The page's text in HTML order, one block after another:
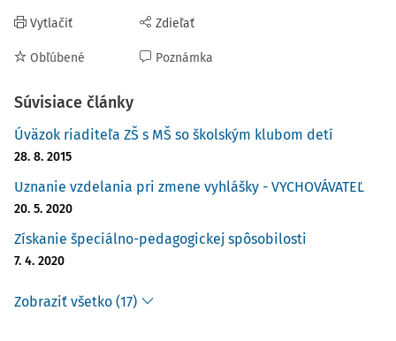
Vytlačiť
Obľúbené
Zdieľať
Poznámka
Súvisiace články
Úväzok riaditeľa ZŠ s MŠ so školským klubom detí
28. 8. 2015
Uznanie vzdelania pri zmene vyhlášky - VYCHOVÁVATEĽ
20. 5. 2020
Získanie špeciálno-pedagogickej spôsobilosti
7. 4. 2020
Zobraziť všetko (17)